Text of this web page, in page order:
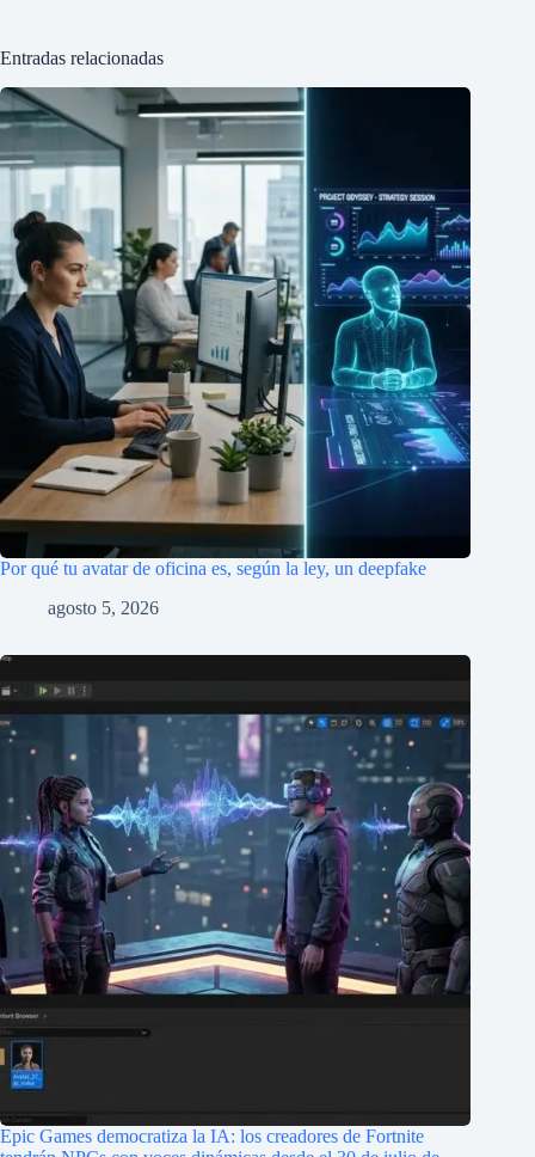
Entradas relacionadas
Por qué tu avatar de oficina es, según la ley, un deepfake
agosto 5, 2026
Epic Games democratiza la IA: los creadores de Fortnite